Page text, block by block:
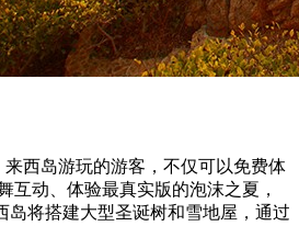
西岛游玩的游客，不仅可以免费体
互动、体验最真实版的泡沫之夏，
岛将搭建大型圣诞树和雪地屋，通过